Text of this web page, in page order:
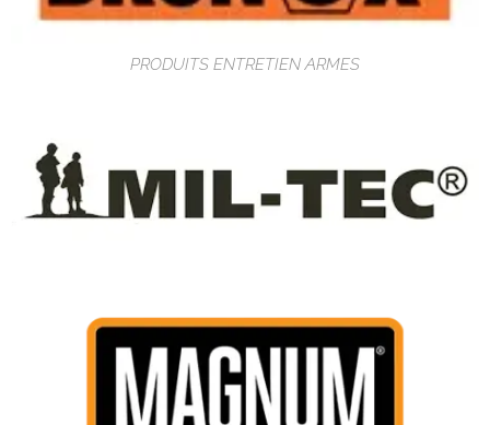
PRODUITS ENTRETIEN ARMES